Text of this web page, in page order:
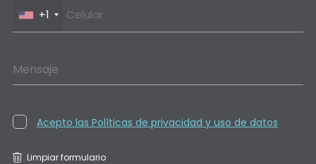
+1
Mensaje
Acepto las Políticas de privacidad y uso de datos
Limpiar formulario